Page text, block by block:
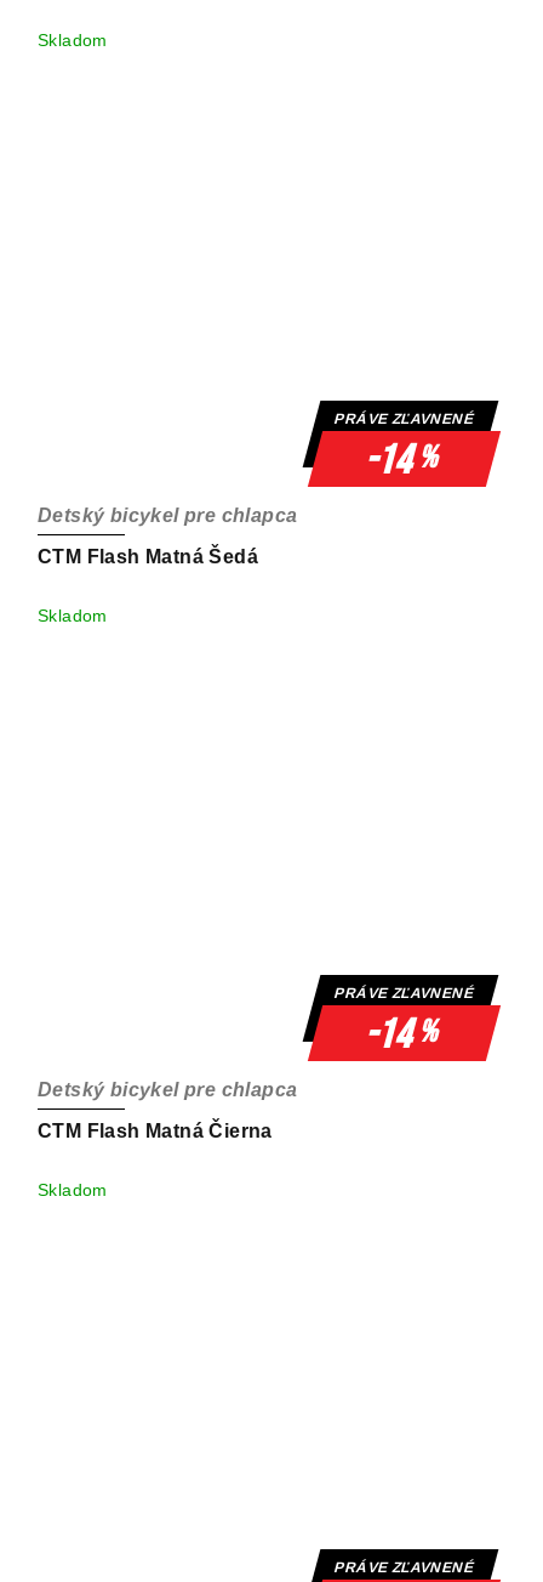
Skladom
PRÁVE ZĽAVNENÉ
-14%
CTM Flash Matná Šedá
Detský bicykel pre chlapca
Skladom
PRÁVE ZĽAVNENÉ
-14%
CTM Flash Matná Čierna
Detský bicykel pre chlapca
Skladom
PRÁVE ZĽAVNENÉ